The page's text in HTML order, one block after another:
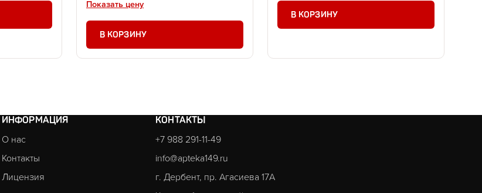
Показать цену
В КОРЗИНУ
В КОРЗИНУ
ИНФОРМАЦИЯ
О нас
Контакты
Лицензия
КОНТАКТЫ
+7 988 291-11-49
info@apteka149.ru
г. Дербент, пр. Агасиева 17А